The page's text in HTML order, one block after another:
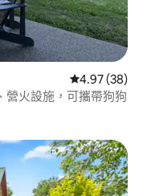
從 38 則評價
4.97 (38)
營火設施，可攜帶狗狗